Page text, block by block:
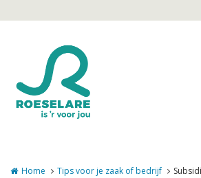
Home Tips voor je zaak of bedrijf